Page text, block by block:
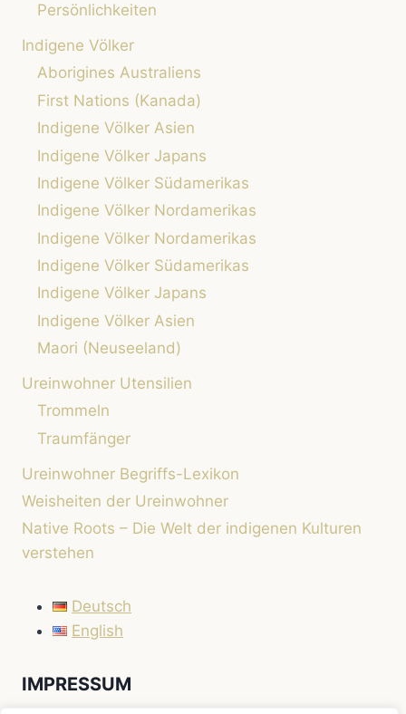
Persönlichkeiten
Indigene Völker
Aborigines Australiens
First Nations (Kanada)
Indigene Völker Asien
Indigene Völker Japans
Indigene Völker Südamerikas
Indigene Völker Nordamerikas
Indigene Völker Nordamerikas
Indigene Völker Südamerikas
Indigene Völker Japans
Indigene Völker Asien
Maori (Neuseeland)
Ureinwohner Utensilien
Trommeln
Traumfänger
Ureinwohner Begriffs-Lexikon
Weisheiten der Ureinwohner
Native Roots – Die Welt der indigenen Kulturen
verstehen
Deutsch
English
IMPRESSUM